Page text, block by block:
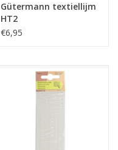
Gütermann textiellijm
HT2
€6,95